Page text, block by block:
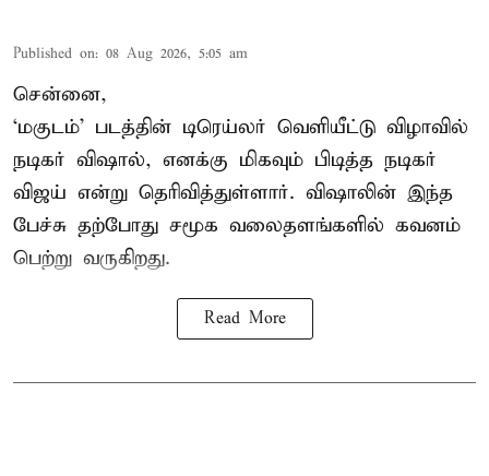
Published on: 08 Aug 2026, 5:05 am
சென்னை,
‘மகுடம்’ படத்தின் டிரெய்லர் வெளியீட்டு விழாவில்
நடிகர் விஷால், எனக்கு மிகவும் பிடித்த நடிகர்
விஜய் என்று தெரிவித்துள்ளார். விஷாலின் இந்த
பேச்சு தற்போது சமூக வலைதளங்களில் கவனம்
பெற்று வருகிறது.
Read More